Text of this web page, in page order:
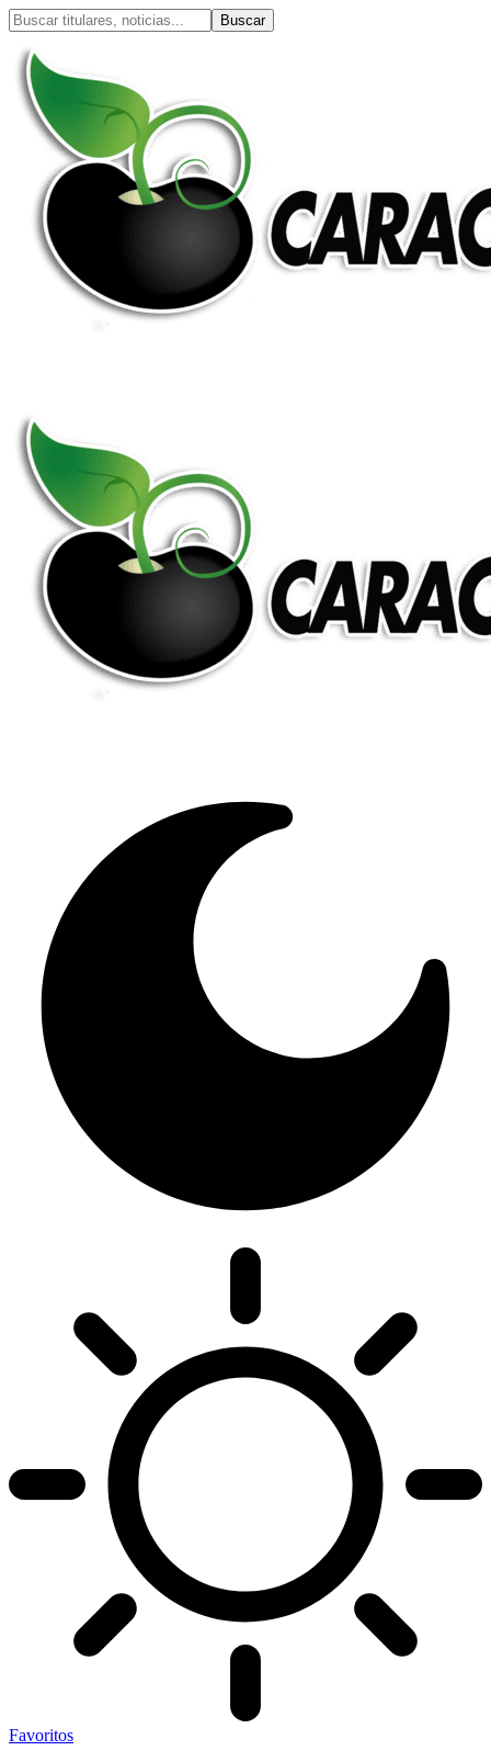
Favoritos